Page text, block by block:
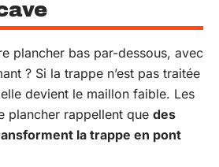
plancher bas par-dessous, avec
? Si la trappe n’est pas traitée
devient le maillon faible. Les
plancher rappellent que des
la trappe en pont